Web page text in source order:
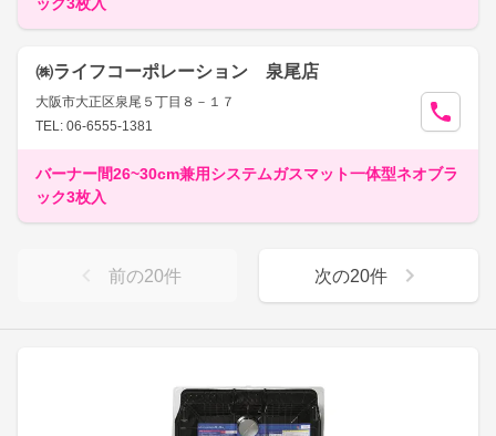
㈱ライフコーポレーション 泉尾店
大阪市大正区泉尾５丁目８－１７
TEL: 06-6555-1381
バーナー間26~30cm兼用システムガスマット一体型ネオブラ
ック3枚入
前の20件 次の20件